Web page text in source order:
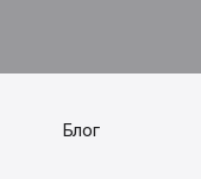
Блог